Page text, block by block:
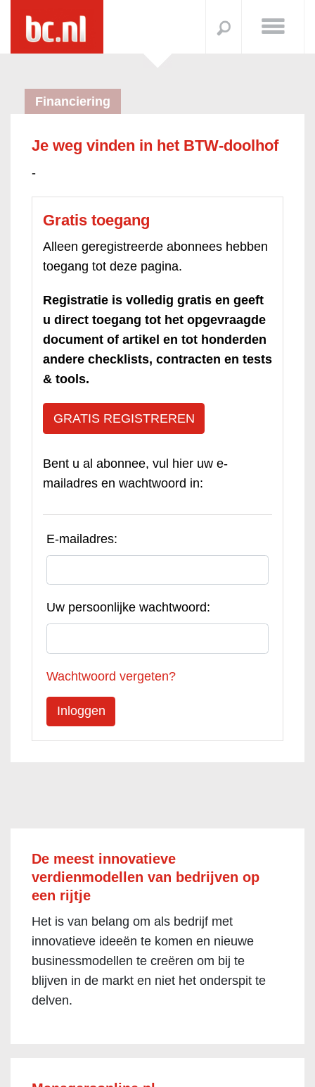
Financiering
Je weg vinden in het BTW-doolhof
-
Gratis toegang
Alleen geregistreerde abonnees hebben
toegang tot deze pagina.
Registratie is volledig gratis en geeft
u direct toegang tot het opgevraagde
document of artikel en tot honderden
andere checklists, contracten en tests
& tools.
GRATIS REGISTREREN
Bent u al abonnee, vul hier uw e-
mailadres en wachtwoord in:
E-mailadres:
Uw persoonlijke wachtwoord:
Wachtwoord vergeten?
De meest innovatieve
verdienmodellen van bedrijven op
een rijtje
Het is van belang om als bedrijf met
innovatieve ideeën te komen en nieuwe
businessmodellen te creëren om bij te
blijven in de markt en niet het onderspit te
delven.